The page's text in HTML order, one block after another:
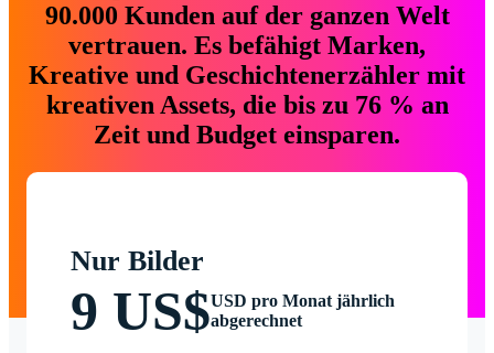
90.000 Kunden auf der ganzen Welt
vertrauen. Es befähigt Marken,
Kreative und Geschichtenerzähler mit
kreativen Assets, die bis zu 76 % an
Zeit und Budget einsparen.
Nur Bilder
9 US$USD pro Monat jährlich
abgerechnet